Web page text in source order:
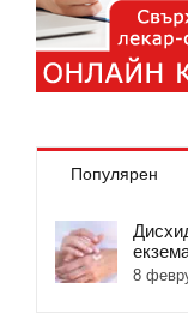
Популярен
8